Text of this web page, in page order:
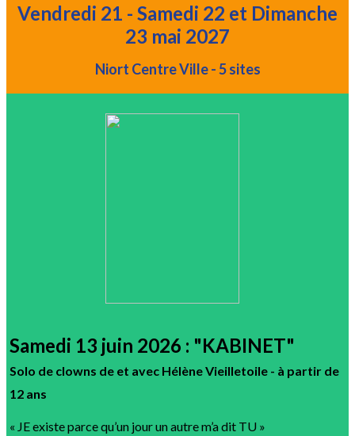
Vendredi 21 - Samedi 22 et Dimanche
23 mai 2027
Niort Centre Ville - 5 sites
Samedi 13 juin 2026 : "KABINET"
Solo de clowns de et avec Hélène Vieilletoile - à partir de
12 ans
« JE existe parce qu’un jour un autre m’a dit TU »